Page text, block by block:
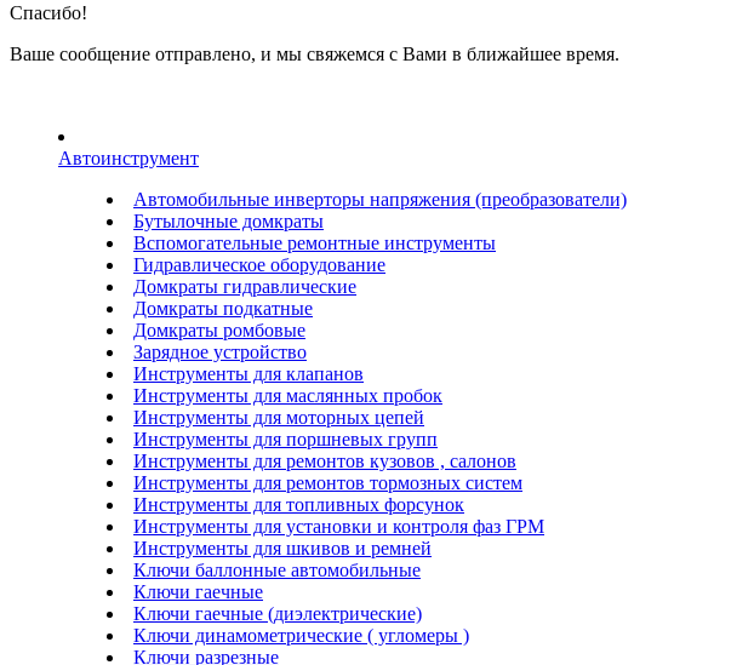
Спасибо!
Ваше сообщение отправлено, и мы свяжемся с Вами в ближайшее время.
Автоинструмент
Автомобильные инверторы напряжения (преобразователи)
Бутылочные домкраты
Вспомогательные ремонтные инструменты
Гидравлическое оборудование
Домкраты гидравлические
Домкраты подкатные
Домкраты ромбовые
Зарядное устройство
Инструменты для клапанов
Инструменты для маслянных пробок
Инструменты для моторных цепей
Инструменты для поршневых групп
Инструменты для ремонтов кузовов , салонов
Инструменты для ремонтов тормозных систем
Инструменты для топливных форсунок
Инструменты для установки и контроля фаз ГРМ
Инструменты для шкивов и ремней
Ключи баллонные автомобильные
Ключи гаечные
Ключи гаечные (диэлектрические)
Ключи динамометрические ( угломеры )
Ключи разрезные